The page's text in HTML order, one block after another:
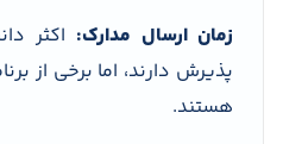
زمان ارسال مدارک: اکثر
پذیرش دارند، اما برخی از
هستند.